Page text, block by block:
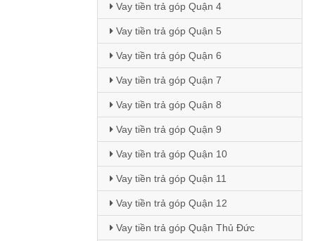
Vay tiền trả góp Quận 4
Vay tiền trả góp Quận 5
Vay tiền trả góp Quận 6
Vay tiền trả góp Quận 7
Vay tiền trả góp Quận 8
Vay tiền trả góp Quận 9
Vay tiền trả góp Quận 10
Vay tiền trả góp Quận 11
Vay tiền trả góp Quận 12
Vay tiền trả góp Quận Thủ Đức